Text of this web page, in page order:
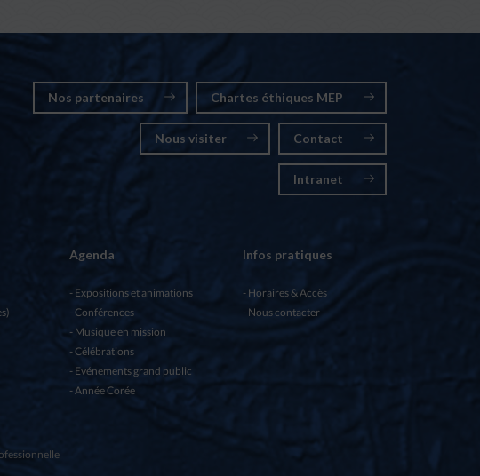
Nos partenaires Chartes éthiques MEP
Nous visiter Contact
Intranet
Agenda
Expositions et animations
Conférences
Musique en mission
Célébrations
Evénements grand public
Année Corée
Infos pratiques
Horaires & Accès
Nous contacter